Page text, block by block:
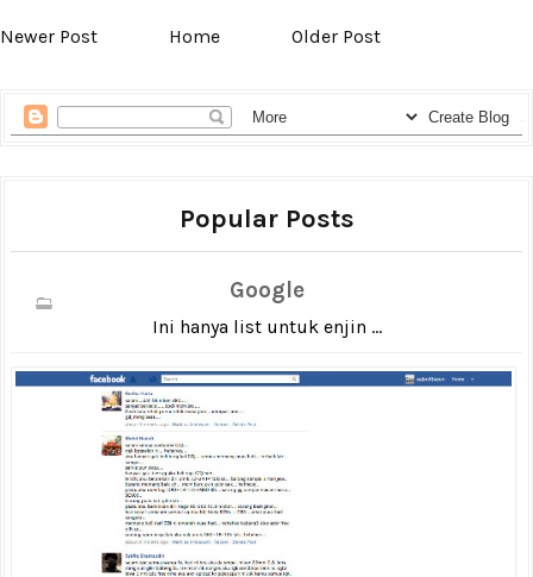
Newer Post Home Older Post
Popular Posts
Google
Ini hanya list untuk enjin ...